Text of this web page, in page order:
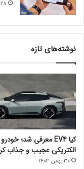
28 اردیبهشت 1401
نوشته‌های تازه
کیا EV4 معرفی شد؛ خودرو
الکتریکی عجیب و جذاب
30 بهمن 1403